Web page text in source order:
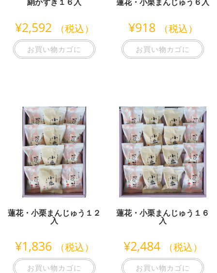
¥2,592 （税込）
お買い物カゴに
¥918 （税込）
お買い物カゴに
蓮花・小栗まんじゅう１２
入
¥1,836 （税込）
お買い物カゴに
蓮花・小栗まんじゅう１６
入
¥2,484 （税込）
お買い物カゴに